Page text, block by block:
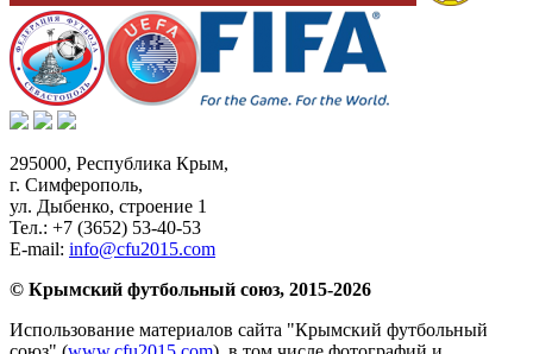
295000, Республика Крым,
г. Симферополь,
ул. Дыбенко, строение 1
Тел.: +7 (3652) 53-40-53
E-mail: info@cfu2015.com
© Крымский футбольный союз, 2015-2026
Использование материалов сайта "Крымский футбольный